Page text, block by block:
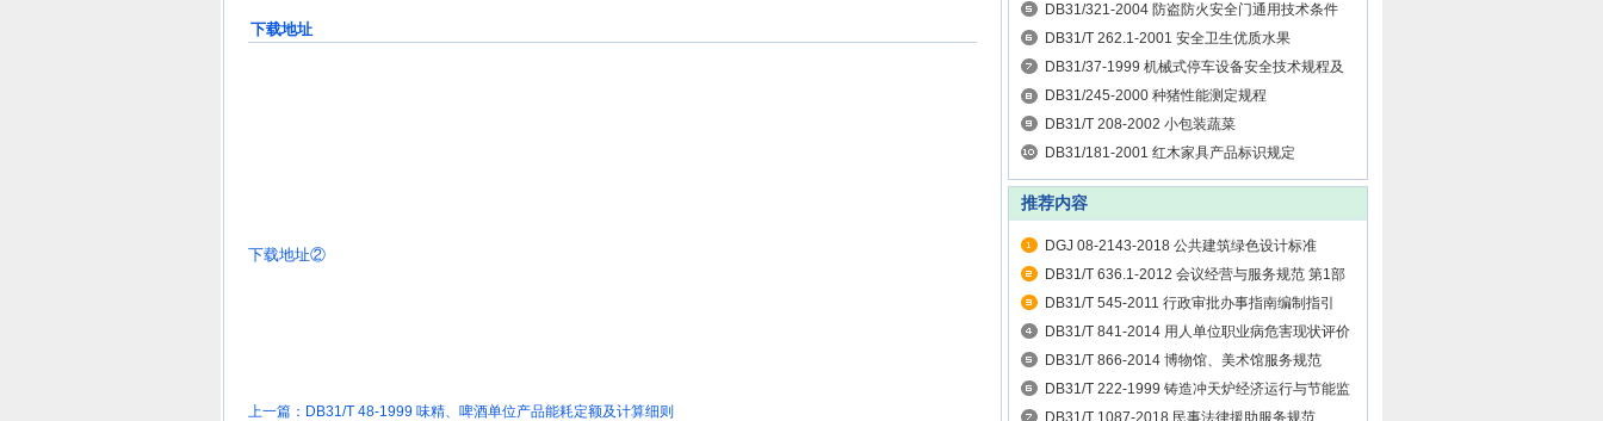
下载地址
下载地址②
上一篇： DB31/T 48-1999 味精、啤酒单位产品能耗定额及计算细则
电单耗计算方法
DB31/321-2004 防盗防火安全门通用技术条件
DB31/T 262.1-2001 安全卫生优质水果
DB31/37-1999 机械式停车设备安全技术规程及
运行管理
DB31/245-2000 种猪性能测定规程
DB31/T 208-2002 小包装蔬菜
DB31/181-2001 红木家具产品标识规定
推荐内容
DGJ 08-2143-2018 公共建筑绿色设计标准
DB31/T 636.1-2012 会议经营与服务规范 第1部
分：会议服务机构
DB31/T 545-2011 行政审批办事指南编制指引
DB31/T 841-2014 用人单位职业病危害现状评价
技术导则
DB31/T 866-2014 博物馆、美术馆服务规范
DB31/T 222-1999 铸造冲天炉经济运行与节能监
测
DB31/T 1087-2018 民事法律援助服务规范